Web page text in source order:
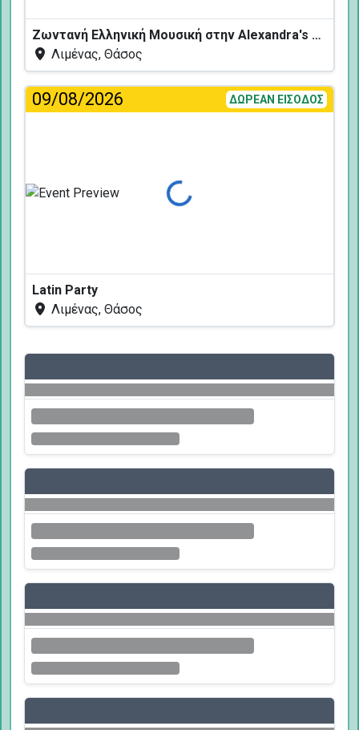
Ζωντανή Ελληνική Μουσική στην Alexandra's Restaurant
Λιμένας, Θάσος
09/08/2026 ΔΩΡΕΑΝ ΕΙΣΟΔΟΣ
Φόρτωση...
Latin Party
Λιμένας, Θάσος